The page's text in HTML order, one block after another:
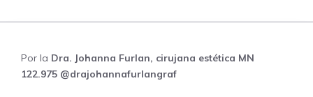
Por la Dra. Johanna Furlan, cirujana estética MN
122.975 @drajohannafurlangraf